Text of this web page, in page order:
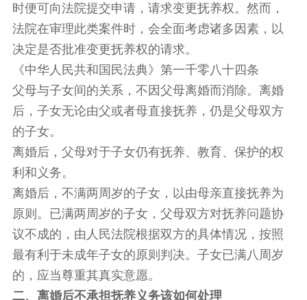
时便可向法院提交申请，请求变更抚养权。然而，
法院在审理此类案件时，会全面考虑诸多因素，以
决定是否批准变更抚养权的请求。
《中华人民共和国民法典》第一千零八十四条
父母与子女间的关系，不因父母离婚而消除。离婚
后，子女无论由父或者母直接抚养，仍是父母双方
的子女。
离婚后，父母对于子女仍有抚养、教育、保护的权
利和义务。
离婚后，不满两周岁的子女，以由母亲直接抚养为
原则。已满两周岁的子女，父母双方对抚养问题协
议不成的，由人民法院根据双方的具体情况，按照
最有利于未成年子女的原则判决。子女已满八周岁
的，应当尊重其真实意愿。
二、离婚后不承担抚养义务该如何处理